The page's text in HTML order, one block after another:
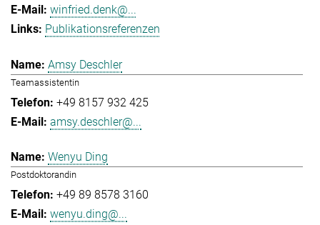
winfried.denk@...
Publikationsreferenzen
Amsy Deschler
Teamassistentin
+49 8157 932 425
amsy.deschler@...
Wenyu Ding
Postdoktorandin
+49 89 8578 3160
wenyu.ding@...